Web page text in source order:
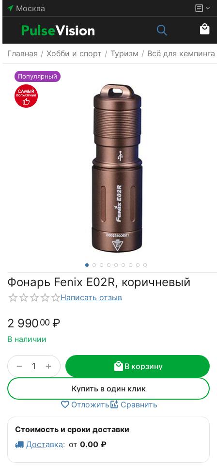
Москва
Главная / Хобби и спорт / Туризм / Всё для кемпинга
Популярный
Фонарь Fenix E02R, коричневый
Написать отзыв
2 99000 ₽
В наличии
+
− В корзину
Купить в один клик
Отложить
Сравнить
Стоимость и сроки доставки
Доставка: от 0.00 ₽